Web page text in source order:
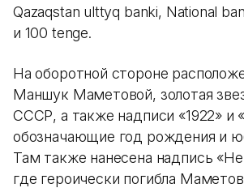
Qazaqstan ulttyq banki, National
и 100 tenge.
На оборотной стороне
Маншук Маметовой, золотая
СССР, а также надписи «1922» и
обозначающие год рождения и
Там также нанесена надпись
где героически погибла